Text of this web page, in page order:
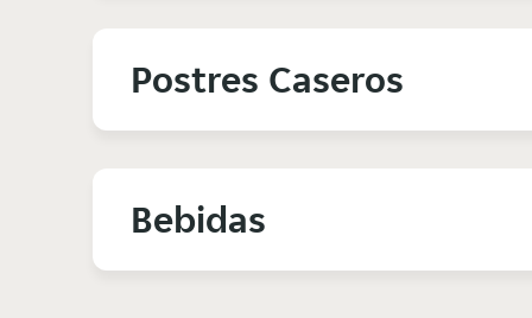
Postres Caseros
Bebidas